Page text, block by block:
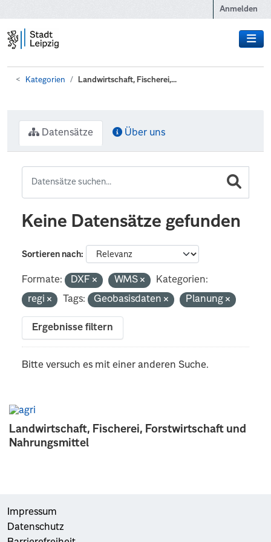
Anmelden
Kategorien Landwirtschaft, Fischerei,...
Landwirtschaft, Fischerei, Forstwirtschaft und
Nahrungsmittel
Datensätze Über uns
Keine Datensätze gefunden
Sortieren nach
Formate: DXF WMS
Kategorien:
regi
Tags: Geobasisdaten Planung
Ergebnisse filtern
Bitte versuch es mit einer anderen Suche.
Impressum
Datenschutz